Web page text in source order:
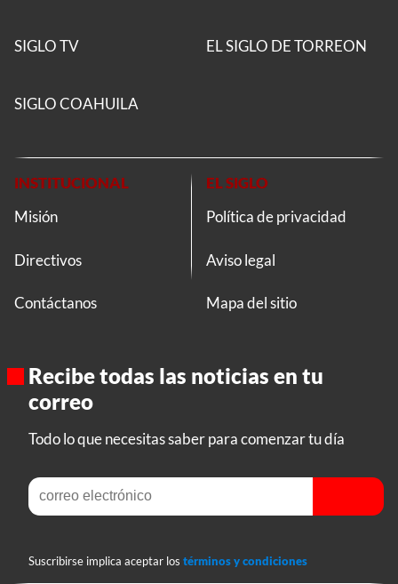
SIGLO TV EL SIGLO DE TORREON
SIGLO COAHUILA
INSTITUCIONAL
Misión
Directivos
Contáctanos
EL SIGLO
Política de privacidad
Aviso legal
Mapa del sitio
Recibe todas las noticias en tu
correo
Todo lo que necesitas saber para comenzar tu día
Suscribirse implica aceptar los términos y condiciones